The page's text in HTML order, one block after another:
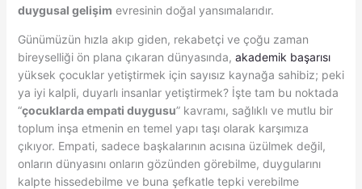
duygusal gelişim evresinin doğal yansımalarıdır.
Günümüzün hızla akıp giden, rekabetçi ve çoğu zaman
bireyselliği ön plana çıkaran dünyasında, akademik başarısı
yüksek çocuklar yetiştirmek için sayısız kaynağa sahibiz; peki
ya iyi kalpli, duyarlı insanlar yetiştirmek? İşte tam bu noktada
“çocuklarda empati duygusu” kavramı, sağlıklı ve mutlu bir
toplum inşa etmenin en temel yapı taşı olarak karşımıza
çıkıyor. Empati, sadece başkalarının acısına üzülmek değil,
onların dünyasını onların gözünden görebilme, duygularını
kalpte hissedebilme ve buna şefkatle tepki verebilme